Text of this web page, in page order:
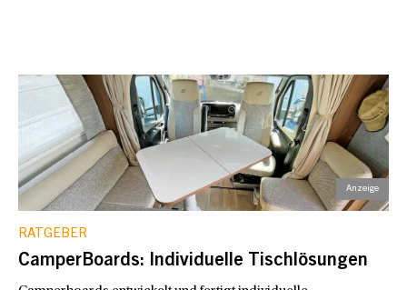
RATGEBER
CamperBoards: Individuelle Tischlösungen